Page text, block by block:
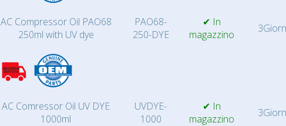
AC Compressor Oil PAO68
250ml with UV dye
PAO68-
250-DYE
✔ In
magazzino
AC Comressor Oil UV DYE
1000ml
UVDYE-
1000
✔ In
magazzino